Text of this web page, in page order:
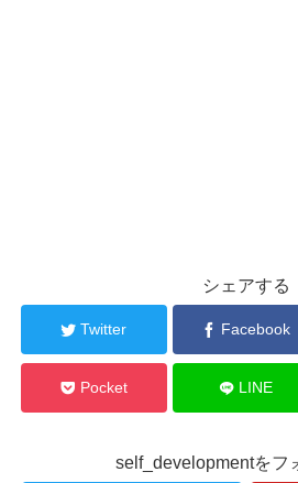
シェアする
Twitter Facebook
Pocket LINE
self_developmentをフ